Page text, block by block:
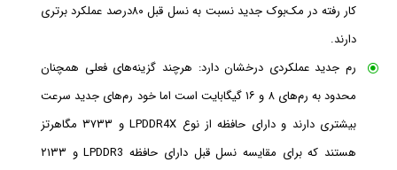
کار رفته در مک‌بوک جدید نسبت به نسل قبل ۸۰درصد عملکرد برتری
دارند.
رم جدید عملکردی درخشان دارد: هرچند گزینه‌های فعلی همچنان
محدود به رم‌های ۸ و ۱۶ گیگابایت است اما خود رم‌های جدید سرعت
بیشتری دارند و دارای حافظه از نوع LPDDR4X و ۳۷۳۳ مگاهرتز
هستند که برای مقایسه نسل قبل دارای حافظه LPDDR3 و ۲۱۳۳